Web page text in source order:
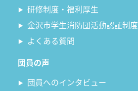
研修制度・福利厚生
金沢市学生消防団活動認証制度
よくある質問
団員の声
団員へのインタビュー